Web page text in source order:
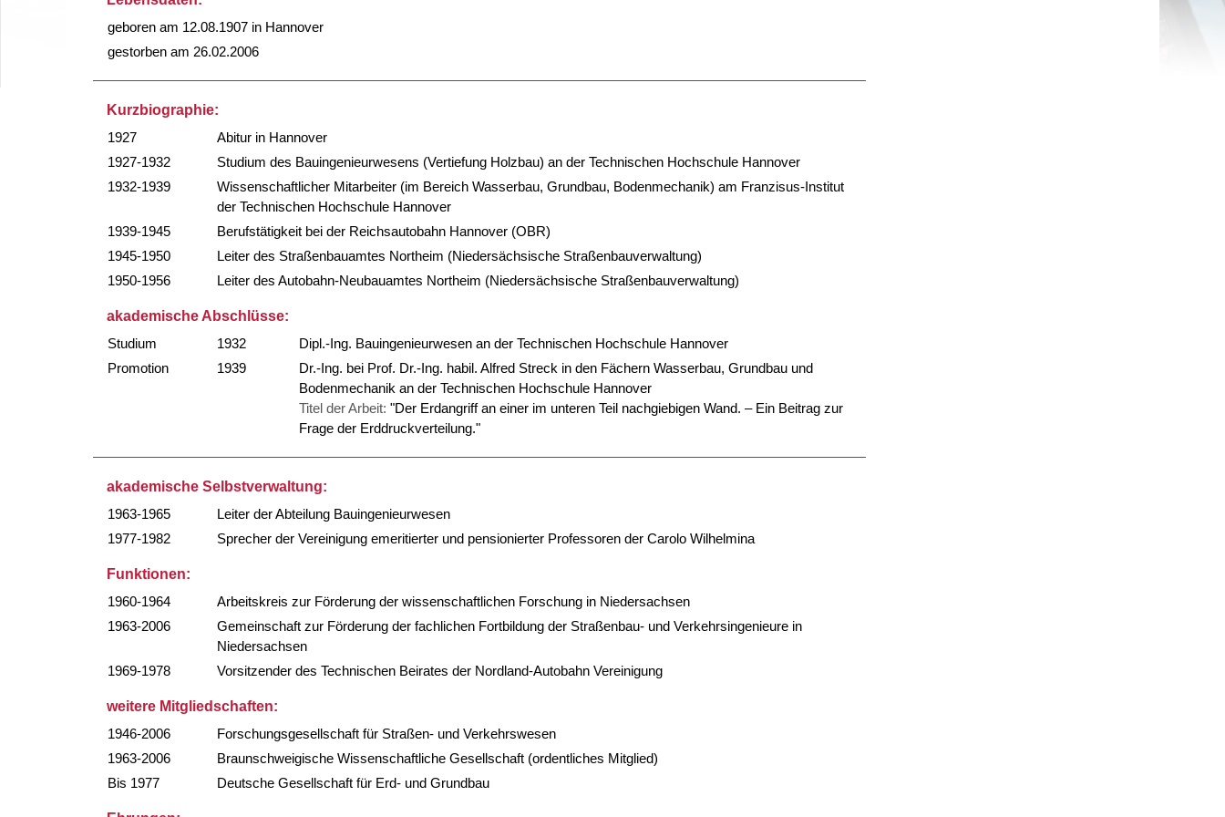
geboren am 12.08.1907 in Hannover
gestorben am 26.02.2006
Kurzbiographie:
1927
Abitur in Hannover
1927-1932
Studium des Bauingenieurwesens (Vertiefung Holzbau) an der Technischen Hochschule Hannover
1932-1939
Wissenschaftlicher Mitarbeiter (im Bereich Wasserbau, Grundbau, Bodenmechanik) am Franzisus-Institut
der Technischen Hochschule Hannover
1939-1945
Berufstätigkeit bei der Reichsautobahn Hannover (OBR)
1945-1950
Leiter des Straßenbauamtes Northeim (Niedersächsische Straßenbauverwaltung)
1950-1956
Leiter des Autobahn-Neubauamtes Northeim (Niedersächsische Straßenbauverwaltung)
akademische Abschlüsse:
Studium
1932
Dipl.-Ing. Bauingenieurwesen an der Technischen Hochschule Hannover
Promotion
1939
Dr.-Ing. bei Prof. Dr.-Ing. habil. Alfred Streck in den Fächern Wasserbau, Grundbau und
Bodenmechanik an der Technischen Hochschule Hannover
Titel der Arbeit: "Der Erdangriff an einer im unteren Teil nachgiebigen Wand. – Ein Beitrag zur
Frage der Erddruckverteilung."
akademische Selbstverwaltung:
1963-1965
Leiter der Abteilung Bauingenieurwesen
1977-1982
Sprecher der Vereinigung emeritierter und pensionierter Professoren der Carolo Wilhelmina
Funktionen:
1960-1964
Arbeitskreis zur Förderung der wissenschaftlichen Forschung in Niedersachsen
1963-2006
Gemeinschaft zur Förderung der fachlichen Fortbildung der Straßenbau- und Verkehrsingenieure in
Niedersachsen
1969-1978
Vorsitzender des Technischen Beirates der Nordland-Autobahn Vereinigung
weitere Mitgliedschaften:
1946-2006
Forschungsgesellschaft für Straßen- und Verkehrswesen
1963-2006
Braunschweigische Wissenschaftliche Gesellschaft (ordentliches Mitglied)
Bis 1977
Deutsche Gesellschaft für Erd- und Grundbau